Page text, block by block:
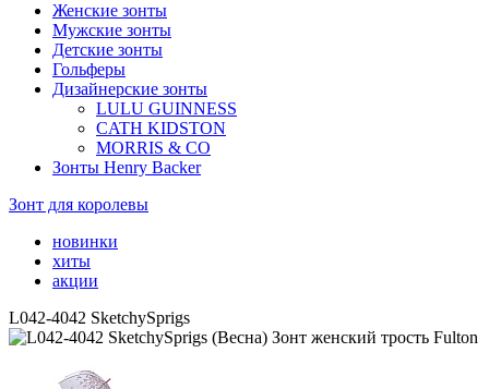
Женские зонты
Мужские зонты
Детские зонты
Гольферы
Дизайнерские зонты
LULU GUINNESS
CATH KIDSTON
MORRIS & CO
Зонты Henry Backer
Зонт для королевы
новинки
хиты
акции
L042-4042 SketchySprigs